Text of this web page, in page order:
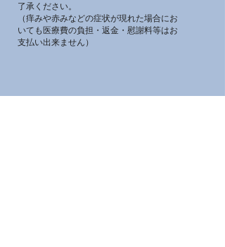
了承ください。
（痒みや赤みなどの症状が現れた場合にお
いても医療費の負担・返金・慰謝料等はお
支払い出来ません）